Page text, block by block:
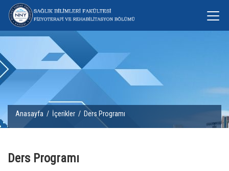
Anasayfa / İçerikler / Ders Programı
Ders Programı